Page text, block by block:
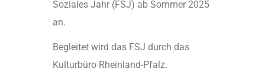
Soziales Jahr (FSJ) ab Sommer 2025
an.
Begleitet wird das FSJ durch das
Kulturbüro Rheinland-Pfalz.